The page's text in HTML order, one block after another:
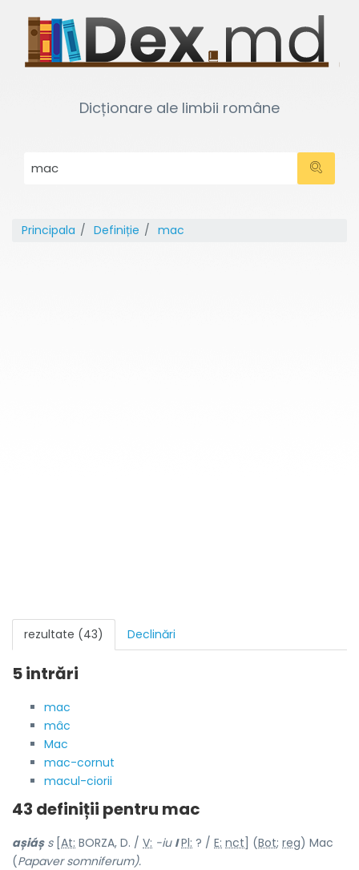
Dicționare ale limbii române
Principala Definiție mac
rezultate (43) Declinări
5 intrări
mac
mâc
Mac
mac-cornut
macul-ciorii
43 definiții pentru mac
așiáșs[ At: BORZA, D. / V: -iu I Pl: ? / E: nct ] (Bot; reg) Mac
(Papaver somniferum).